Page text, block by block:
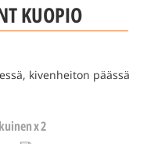
KUOPIO
kivenheiton päässä
x 2